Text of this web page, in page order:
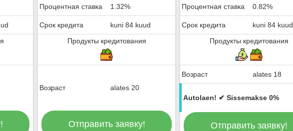
Процентная ставка 1.32%
Срок кредита
kuni 84 kuud
Продукты кредитования
Возраст alates 20
Отправить заявку!
Процентная ставка 0.82%
Срок кредита
kuni 84 kuud
Продукты кредитования
Возраст alates 18
Autolaen! ✔ Sissemakse 0%
Отправить заявку!